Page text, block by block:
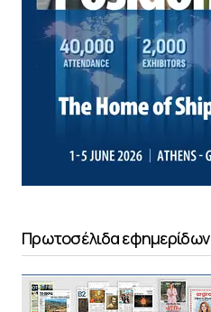
Πρωτοσέλιδα εφημερίδων